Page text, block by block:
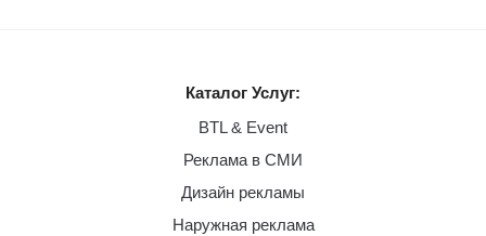
Каталог Услуг:
BTL & Event
Реклама в СМИ
Дизайн рекламы
Наружная реклама